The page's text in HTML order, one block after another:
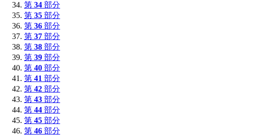
第 34 部分
第 35 部分
第 36 部分
第 37 部分
第 38 部分
第 39 部分
第 40 部分
第 41 部分
第 42 部分
第 43 部分
第 44 部分
第 45 部分
第 46 部分